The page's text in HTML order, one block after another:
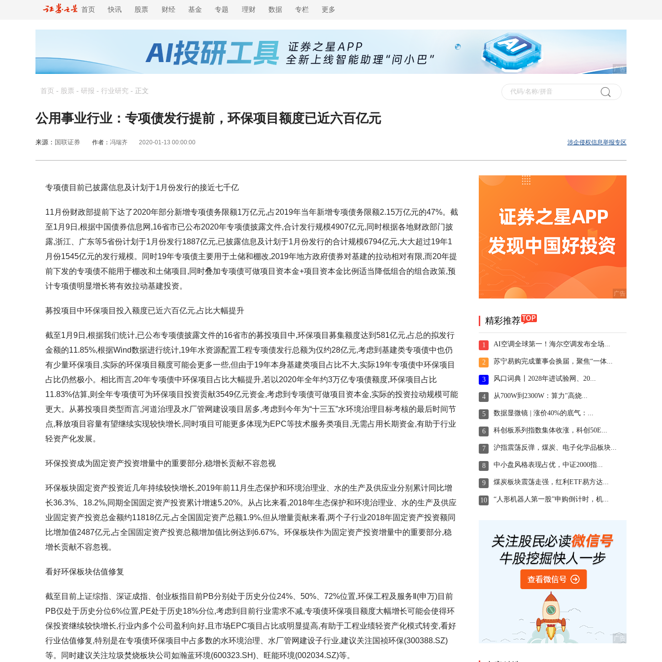
首页 快讯 股票 财经 基金 专题 理财 数据 专栏 更多
广告
首页 - 股票 - 研报 - 行业研究 - 正文
公用事业行业：专项债发行提前，环保项目额度已近六百亿元
来源： 国联证券 作者： 冯瑞齐 2020-01-13 00:00:00 涉企侵权信息举报专区
专项债目前已披露信息及计划于1月份发行的接近七千亿
11月份财政部提前下达了2020年部分新增专项债务限额1万亿元,占2019年当年新增专项债务限额2.15万亿元的47%。截
至1月9日,根据中国债券信息网,16省市已公布2020年专项债披露文件,合计发行规模4907亿元,同时根据各地财政部门披
露,浙江、广东等5省份计划于1月份发行1887亿元,已披露信息及计划于1月份发行的合计规模6794亿元,大大超过19年1
月份1545亿元的发行规模。同时19年专项债主要用于土储和棚改,2019年地方政府债券对基建的拉动相对有限,而20年提
前下发的专项债不能用于棚改和土储项目,同时叠加专项债可做项目资本金+项目资本金比例适当降低组合的组合政策,预
计专项债明显增长将有效拉动基建投资。
募投项目中环保项目投入额度已近六百亿元,占比大幅提升
截至1月9日,根据我们统计,已公布专项债披露文件的16省市的募投项目中,环保项目募集额度达到581亿元,占总的拟发行
金额的11.85%,根据Wind数据进行统计,19年水资源配置工程专项债发行总额为仅约28亿元,考虑到基建类专项债中也仍
有少量环保项目,实际的环保项目额度可能会更多一些,但由于19年本身基建类项目占比不大,实际19年专项债中环保项目
占比仍然极小。相比而言,20年专项债中环保项目占比大幅提升,若以2020年全年约3万亿专项债额度,环保项目占比
11.83%估算,则全年专项债可为环保项目投资贡献3549亿元资金,考虑到专项债可做项目资本金,实际的投资拉动规模可能
更大。从募投项目类型而言,河道治理及水厂管网建设项目居多,考虑到今年为“十三五”水环境治理目标考核的最后时间节
点,释放项目容量有望继续实现较快增长,同时项目可能更多体现为EPC等技术服务类项目,无需占用长期资金,有助于行业
轻资产化发展。
环保投资成为固定资产投资增量中的重要部分,稳增长贡献不容忽视
环保板块固定资产投资近几年持续较快增长,2019年前11月生态保护和环境治理业、水的生产及供应业分别累计同比增
长36.3%、18.2%,同期全国固定资产投资累计增速5.20%。从占比来看,2018年生态保护和环境治理业、水的生产及供应
业固定资产投资总金额约11818亿元,占全国固定资产总额1.9%,但从增量贡献来看,两个子行业2018年固定资产投资额同
比增加值2487亿元,占全国固定资产投资总额增加值比例达到6.67%。环保板块作为固定资产投资增量中的重要部分,稳
增长贡献不容忽视。
看好环保板块估值修复
截至目前上证综指、深证成指、创业板指目前PB分别处于历史分位24%、50%、72%位置,环保工程及服务Ⅱ(申万)目前
PB仅处于历史分位6%位置,PE处于历史18%分位,考虑到目前行业需求不减,专项债环保项目额度大幅增长可能会使得环
保投资继续较快增长,行业内多个公司盈利向好,且市场EPC项目占比或明显提高,有助于工程业绩轻资产化模式转变,看好
行业估值修复,特别是在专项债环保项目中占多数的水环境治理、水厂管网建设子行业,建议关注国祯环保(300388.SZ)
等。同时建议关注垃圾焚烧板块公司如瀚蓝环境(600323.SH)、旺能环境(002034.SZ)等。
精彩推荐
1 AI空调全球第一！海尔空调发布全场...
2 苏宁易购完成董事会换届，聚焦“一体...
3 风口词典丨2028年进试验网、20...
4 从700W到2300W：算力"高烧...
5 数据显微镜 | 涨价40%的底气：...
6 科创板系列指数集体收涨，科创50E...
7 沪指震荡反弹，煤炭、电子化学品板块...
8 中小盘风格表现占优，中证2000指...
9 煤炭板块震荡走强，红利ETF易方达...
10 “人形机器人第一股”申购倒计时，机...